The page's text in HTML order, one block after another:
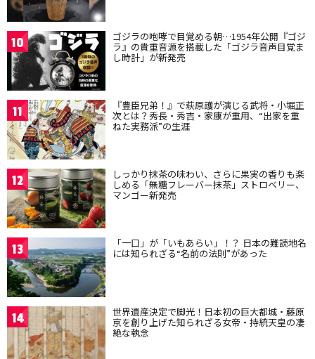
10 ゴジラの咆哮で目覚める朝…1954年公開『ゴジ
ラ』の貴重音源を搭載した「ゴジラ音声目覚ま
し時計」が新発売
11 『豊臣兄弟！』で萩原護が演じる武将・小堀正
次とは？秀長・秀吉・家康が重用、“出家を重
ねた実務派”の生涯
12 しっかり抹茶の味わい、さらに果実の香りも楽
しめる「無糖フレーバー抹茶」ストロベリー、
マンゴー新発売
13 「一口」が「いもあらい」！？ 日本の難読地名
には知られざる“名前の法則”があった
14 世界遺産決定で脚光！日本初の巨大都城・藤原
京を創り上げた知られざる女帝・持統天皇の凄
絶な執念